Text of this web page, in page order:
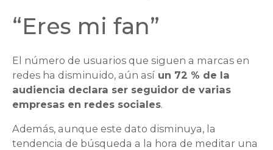
“Eres mi fan”
El número de usuarios que siguen a marcas en
redes ha disminuido, aún así un 72 % de la
audiencia declara ser seguidor de varias
empresas en redes sociales.
Además, aunque este dato disminuya, la
tendencia de búsqueda a la hora de meditar una